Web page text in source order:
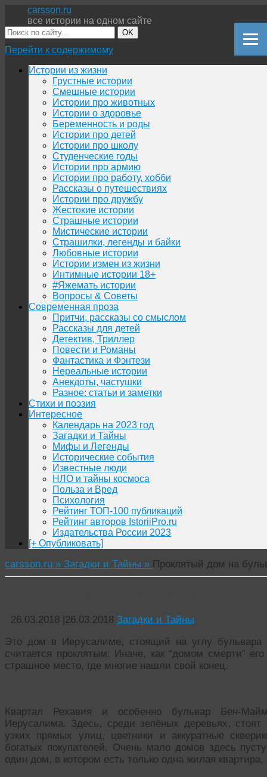
carsson.ru
все истории на одном сайте
OK
Перейти к содержимому
Истории из жизни
Грустные истории
Смешные истории
Истории про животных
Истории о здоровье
Беременность и роды
Истории про детей
Истории про школу
Студенческие годы
Истории про армию
Истории про работу, хобби
Рассказы о путешествиях
Истории про дружбу
Жестокие истории
Страшные истории
Мистические истории
Страшилки, легенды и байки
Любовные истории
Истории измен из жизни
Интимные истории 18+
#Яжемать истории
Вопросы & Советы
Современная проза
Притчи, рассказы со смыслом
Рассказы для детей
Детектив, Триллер
Повести и Романы
Фантастика и Фэнтези
Нереальные истории
Анекдоты, частушки
Разное: статьи и заметки
Стихи и поэзия
Интересное
Календарь на 2023 год
Загадки и Тайны
Мифы и Легенды
Исторические события
Известные люди
НЛО и тайны космоса
Польза и Вред
Психология
Рейтинг ТОП-100 публикаций
Рейтинг авторов IstoriiPro.ru
Издательства России 2023
[+ Опубликовать]
carsson.ru » Загадки и Тайны » Проклятый дом на
26.03.2018 |26.03.2018 Загадки и Тайны
Это дом в Иерусалиме, стоящий на углу
считается проклятым. Иначе, как “домом смерти”
страшное место, где многие нашли свой конец.
Квартал Рехавия и особенно бульвар Бен-
Иерусалима. Здесь, среди зелёных деревьях,
узких прямых улиц, цветники и аккуратные
богатых покупателей. Очень мало домов здесь
один дом, в котором есть только одна жилая